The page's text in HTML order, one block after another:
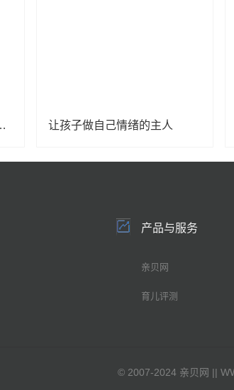
越来越不会带娃？ 让孩子做自己情绪的主人
产品与服务
亲贝网
育儿评测
© 2007-2024 亲贝网 ||